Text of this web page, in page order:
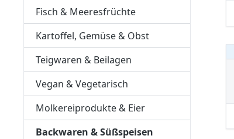
Fisch & Meeresfrüchte
Kartoffel, Gemüse & Obst
Teigwaren & Beilagen
Vegan & Vegetarisch
Molkereiprodukte & Eier
Backwaren & Süßspeisen